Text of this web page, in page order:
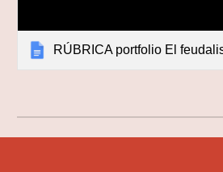
RÚBRICA portfolio El